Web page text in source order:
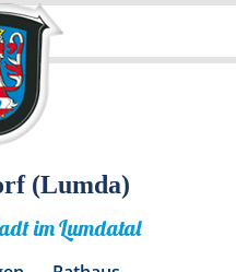
(Lumda)
im Lumdatal